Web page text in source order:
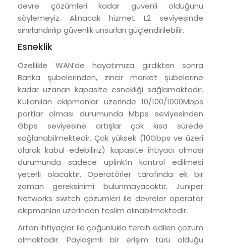
devre çözümleri kadar güvenli olduğunu
söylemeyiz. Alınacak hizmet L2 seviyesinde
sınırlandırılıp güvenlik unsurları güçlendirilebilir.
Esneklik
Özellikle WAN’de hayatımıza girdikten sonra
Banka şubelerinden, zincir market şubelerine
kadar uzanan kapasite esnekliği sağlamaktadır.
Kullanılan ekipmanlar üzerinde 10/100/1000Mbps
portlar olması durumunda Mbps seviyesinden
Gbps seviyesine artışlar çok kısa sürede
sağlanabilmektedir. Çok yüksek (10Gbps ve üzeri
olarak kabul edebiliriz) kapasite ihtiyacı olması
durumunda sadece uplink’in kontrol edilmesi
yeterli olacaktır. Operatörler tarafında ek bir
zaman gereksinimi bulunmayacaktır. Juniper
Networks switch çözümleri ile devreler operatör
ekipmanları üzerinden teslim alınabilmektedir.
Artan ihtiyaçlar ile çoğunlukla tercih edilen çözüm
olmaktadır. Paylaşımlı bir erişim türü olduğu